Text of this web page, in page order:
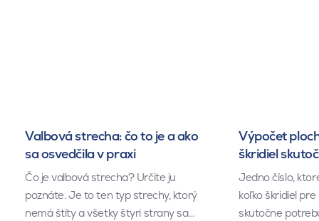
Valbová strecha: čo to je a ako
sa osvedčila v praxi
Čo je valbová strecha? Určite ju
poznáte. Je to ten typ strechy, ktorý
nemá štíty a všetky štyri strany sa…
Výpočet
škridiel
Jedno číslo,
koľko škridiel
skutočne